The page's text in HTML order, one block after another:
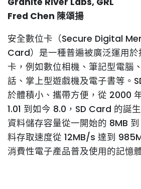
Fred Chen 陳頌揚
安全數位卡（Secure Digital
Card）是一種普遍被廣泛運用於
卡，例如數位相機、筆記型電腦
話、掌上型遊戲機及電子書等。
於體積小、攜帶方便，從 2000
1.01 到如今 8.0，SD Card 的誕
資料儲存容量從一開始的 8MB
料存取速度從 12MB/s 達到
消費性電子產品普及使用的記憶